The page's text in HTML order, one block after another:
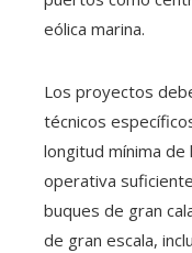
eólica marina.
Los proyectos
técnicos
longitud mínima
operativa
buques de gran
de gran escala,